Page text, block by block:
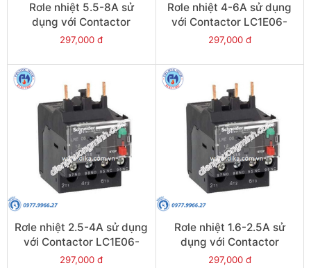
Rơle nhiệt 5.5-8A sử
dụng với Contactor
LC1E09-E38 - Model
297,000 đ
Rơle nhiệt 4-6A sử dụng
với Contactor LC1E06-
E38 - Model LRE10
297,000 đ
Rơle nhiệt 2.5-4A sử dụng
với Contactor LC1E06-
E38 - Model LRE08
297,000 đ
Rơle nhiệt 1.6-2.5A sử
dụng với Contactor
LC1E06-E38 - Model
297,000 đ